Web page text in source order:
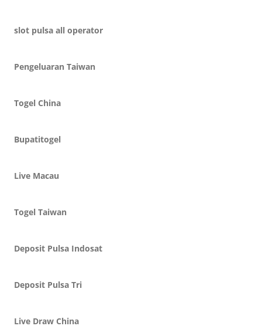
slot pulsa all operator
Pengeluaran Taiwan
Togel China
Bupatitogel
Live Macau
Togel Taiwan
Deposit Pulsa Indosat
Deposit Pulsa Tri
Live Draw China